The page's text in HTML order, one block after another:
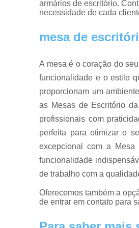
armários de escritório.
necessidade de cada
mesa de
A mesa é o coração do
funcionalidade e o estilo
proporcionam um
as Mesas de Escritório
profissionais com
perfeita para otimizar o
excepcional com a Mesa
funcionalidade
de trabalho com a
Oferecemos também a
de entrar em contato para